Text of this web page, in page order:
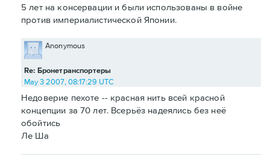
5 лет на консервации и были использованы в войне
против империалистической Японии.
Re: Бронетранспортеры
Anonymous
May 3 2007, 08:17:29 UTC
Недоверие пехоте -- красная нить всей красной
концепции за 70 лет. Всерьёз надеялись без неё
обойтись
Ле Ша